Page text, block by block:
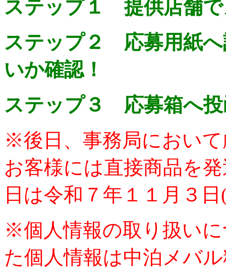
ステップ１ 提供店舗で
ステップ２ 応募用紙へ
いか確認！
ステップ３ 応募箱へ投
※後日、事務局におい
お客様には直接商品を
日は令和７年１１月３
※個人情報の取り扱い
た個人情報は中泊メバ